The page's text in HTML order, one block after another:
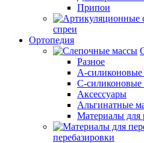
Припои
спреи
Ортопедия
Разное
А-
С-силиконовые
Аксессуары
Альгинатные
Материалы для
перебазировки